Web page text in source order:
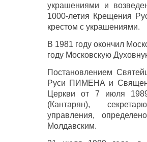
украшениями и
1000-летия Крещения
крестом с украшениями.
В 1981 году окончил
году Московскую
Постановлением
Руси ПИМЕНА и
Церкви от 7 июля
(Кантарян),
управления,
Молдавским.